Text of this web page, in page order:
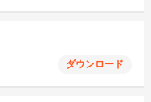
ダウンロード